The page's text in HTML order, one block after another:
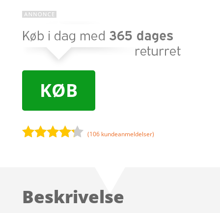
KØB
på
(106 kundeanmeldelser)
Beskrivelse